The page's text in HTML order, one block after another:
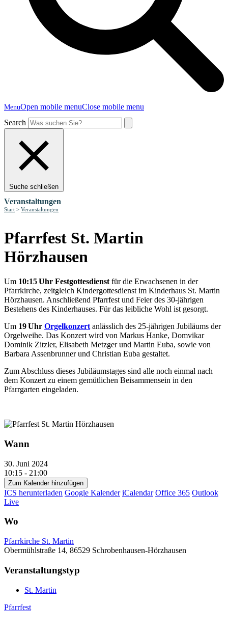
MenuOpen mobile menuClose mobile menu
Search
Suche schließen
Veranstaltungen
Start > Veranstaltungen
Pfarrfest St. Martin
Hörzhausen
Um 10:15 Uhr Festgottesdienst für die Erwachsenen in der
Pfarrkirche, zeitgleich Kindergottesdienst im Kinderhaus St. Martin
Hörzhausen. Anschließend Pfarrfest und Feier des 30-jährigen
Bestehens des Kinderhauses. Für das leibliche Wohl ist gesorgt.
Um 19 Uhr Orgelkonzert anlässlich des 25-jährigen Jubiläums der
Orgelweihe. Das Konzert wird von Markus Hanke, Domvikar
Dominik Zitzler, Elisabeth Metzger und Martin Euba, sowie von
Barbara Assenbrunner und Christian Euba gestaltet.
Zum Abschluss dieses Jubiläumstages sind alle noch einmal nach
dem Konzert zu einem gemütlichen Beisammensein in den
Pfarrgarten eingeladen.
Wann
30. Juni 2024
10:15 - 21:00
Zum Kalender hinzufügen
ICS herunterladen Google Kalender iCalendar Office 365 Outlook
Live
Wo
Pfarrkirche St. Martin
Obermühlstraße 14, 86529 Schrobenhausen-Hörzhausen
Veranstaltungstyp
St. Martin
Pfarrfest